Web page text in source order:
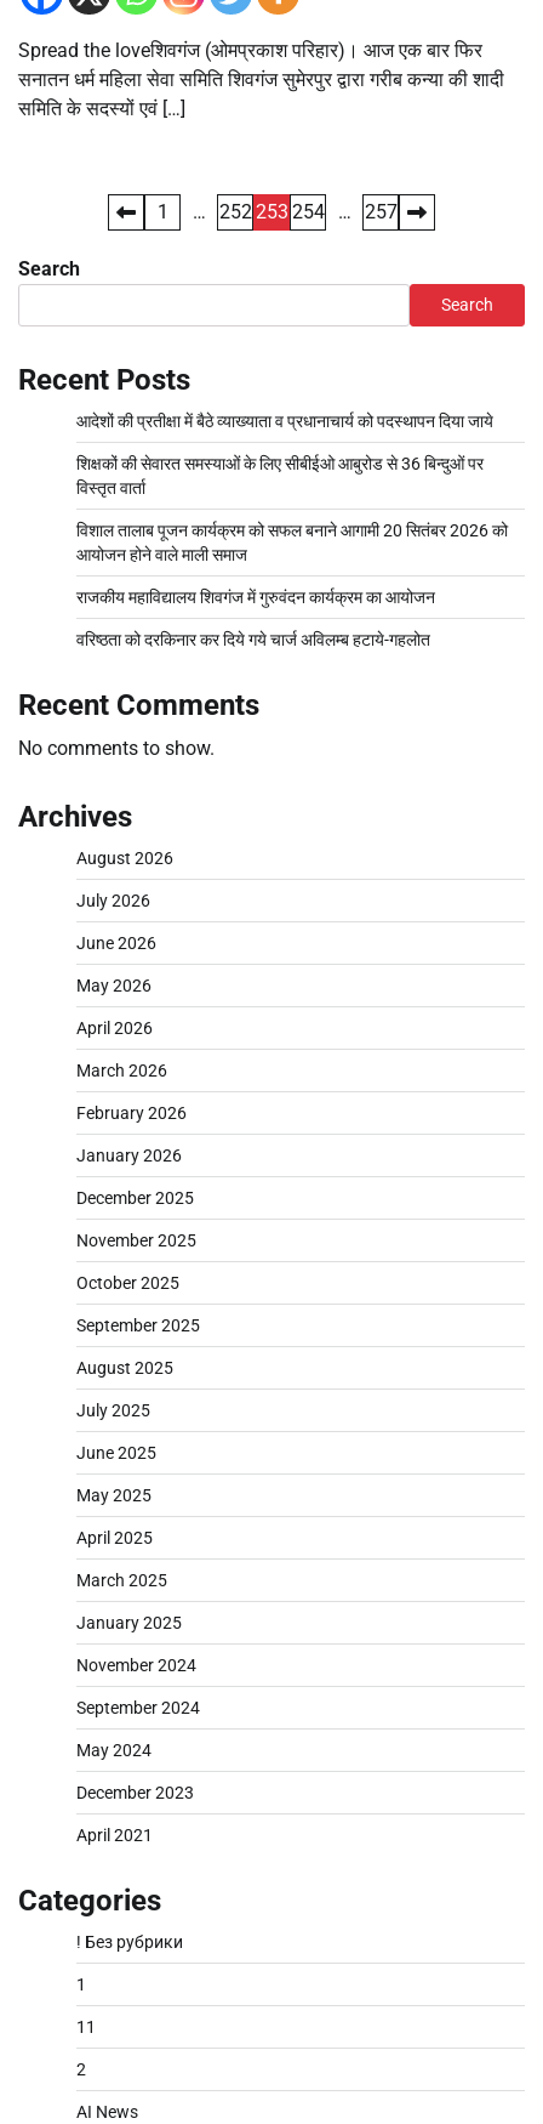
Spread the loveशिवगंज (ओमप्रकाश परिहार)। आज एक बार फिर
सनातन धर्म महिला सेवा समिति शिवगंज सुमेरपुर द्वारा गरीब कन्या की शादी
समिति के सदस्यों एवं […]
1 … 252253 254 … 257
Search
Search
Recent Posts
आदेशों की प्रतीक्षा में बैठे व्याख्याता व प्रधानाचार्य को पदस्थापन दिया जाये
शिक्षकों की सेवारत समस्याओं के लिए सीबीईओ आबुरोड से 36 बिन्दुओं पर
विस्तृत वार्ता
विशाल तालाब पूजन कार्यक्रम को सफल बनाने आगामी 20 सितंबर 2026 को
आयोजन होने वाले माली समाज
राजकीय महाविद्यालय शिवगंज में गुरुवंदन कार्यक्रम का आयोजन
वरिष्ठता को दरकिनार कर दिये गये चार्ज अविलम्ब हटाये-गहलोत
Recent Comments
No comments to show.
Archives
August 2026
July 2026
June 2026
May 2026
April 2026
March 2026
February 2026
January 2026
December 2025
November 2025
October 2025
September 2025
August 2025
July 2025
June 2025
May 2025
April 2025
March 2025
January 2025
November 2024
September 2024
May 2024
December 2023
April 2021
Categories
! Без рубрики
1
11
2
AI News